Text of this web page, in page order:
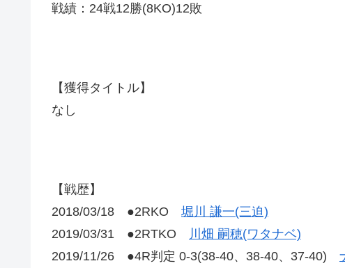
戦績：24戦12勝(8KO)12敗
【獲得タイトル】
なし
【戦歴】
2018/03/18 ●2RKO 堀川 謙一(三迫)
2019/03/31 ●2RTKO
川畑 嗣穂(ワタナベ)
2019/11/26 ●4R判定 0-3(38-40、38-40、37-40)